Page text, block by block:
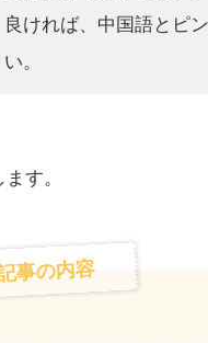
良ければ、中国語とピ
い。
す。
事の内容